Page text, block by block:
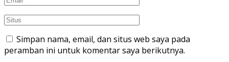
Simpan nama, email, dan situs web saya pada
peramban ini untuk komentar saya berikutnya.